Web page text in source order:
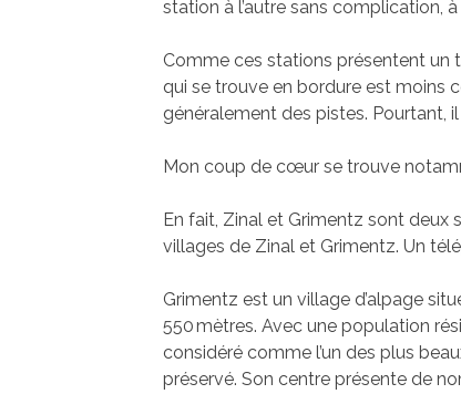
station à l’autre sans complication, à
Comme ces stations présentent un
qui se trouve en bordure est moins
généralement des pistes. Pourtant,
Mon coup de cœur se trouve
En fait, Zinal et Grimentz sont deux
villages de Zinal et Grimentz. Un
Grimentz est un village d’alpage
550 mètres. Avec une population
considéré comme l’un des plus
préservé. Son centre présente de